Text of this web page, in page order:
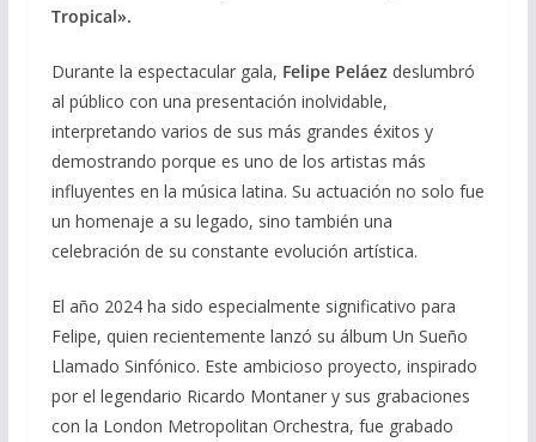
Tropical».
Durante la espectacular gala, Felipe Peláez deslumbró
al público con una presentación inolvidable,
interpretando varios de sus más grandes éxitos y
demostrando porque es uno de los artistas más
influyentes en la música latina. Su actuación no solo fue
un homenaje a su legado, sino también una
celebración de su constante evolución artística.
El año 2024 ha sido especialmente significativo para
Felipe, quien recientemente lanzó su álbum Un Sueño
Llamado Sinfónico. Este ambicioso proyecto, inspirado
por el legendario Ricardo Montaner y sus grabaciones
con la London Metropolitan Orchestra, fue grabado